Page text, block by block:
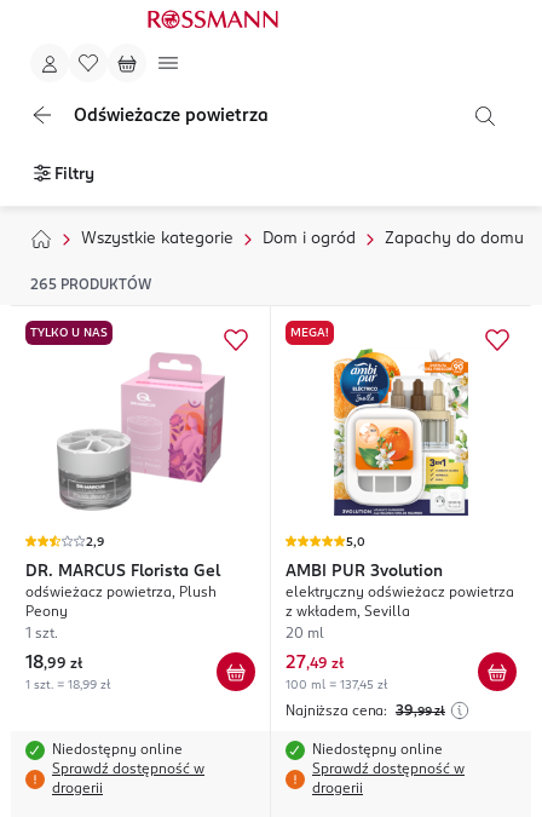
Odświeżacze powietrza
Filtry
Wszystkie kategorie Dom i ogród Zapachy do domu
265 PRODUKTÓW
TYLKO U NAS
2,9
DR. MARCUS Florista Gel
odświeżacz powietrza, Plush
Peony
1 szt.
18,99 zł
1 szt. = 18,99 zł
Niedostępny online
Sprawdź dostępność w
drogerii
MEGA!
5,0
AMBI PUR 3volution
elektryczny odświeżacz powietrza
z wkładem, Sevilla
20 ml
27,49 zł
100 ml = 137,45 zł
Najniższa cena: 39,99 zł
Niedostępny online
Sprawdź dostępność w
drogerii